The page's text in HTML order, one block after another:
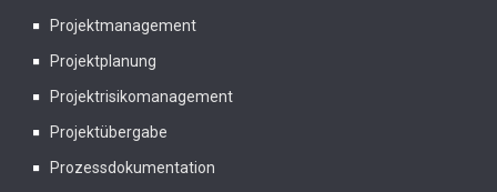
Projektmanagement
Projektplanung
Projektrisikomanagement
Projektübergabe
Prozessdokumentation